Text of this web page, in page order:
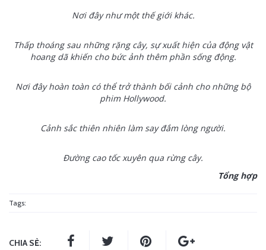
Nơi đây như một thế giới khác.
Thấp thoáng sau những rặng cây, sự xuất hiện của động vật
hoang dã khiến cho bức ảnh thêm phần sống động.
Nơi đây hoàn toàn có thể trở thành bối cảnh cho những bộ
phim Hollywood.
Cảnh sắc thiên nhiên làm say đắm lòng người.
Đường cao tốc xuyên qua rừng cây.
Tổng hợp
Tags:
CHIA SẺ: